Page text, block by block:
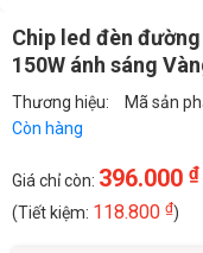
Chip led đèn
150W ánh sáng
Thương hiệu: Mã sản
Còn hàng
Giá chỉ còn: 396.000 ₫
(Tiết kiệm: 118.800 ₫)